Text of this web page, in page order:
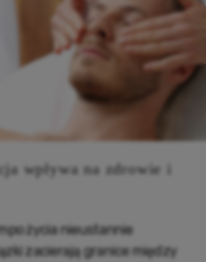
wpływa na zdrowie i
życia nieustannie
zacierają granice między